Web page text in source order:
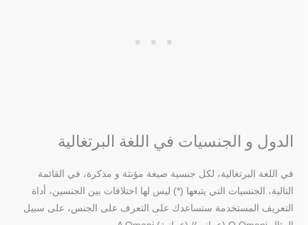
الدول و الجنسيات في اللغة البرتغالية
في اللغة البرتغالية، لكل جنسية صيغة مؤنثة و مذكرة، في القائمة
التالية، الجنسيات التي يتبعها (*) ليس لها اختلافات بين الجنسين، أداة
التعريف المستخدمة ستساعدك على التعرف على الجنس، على سبيل